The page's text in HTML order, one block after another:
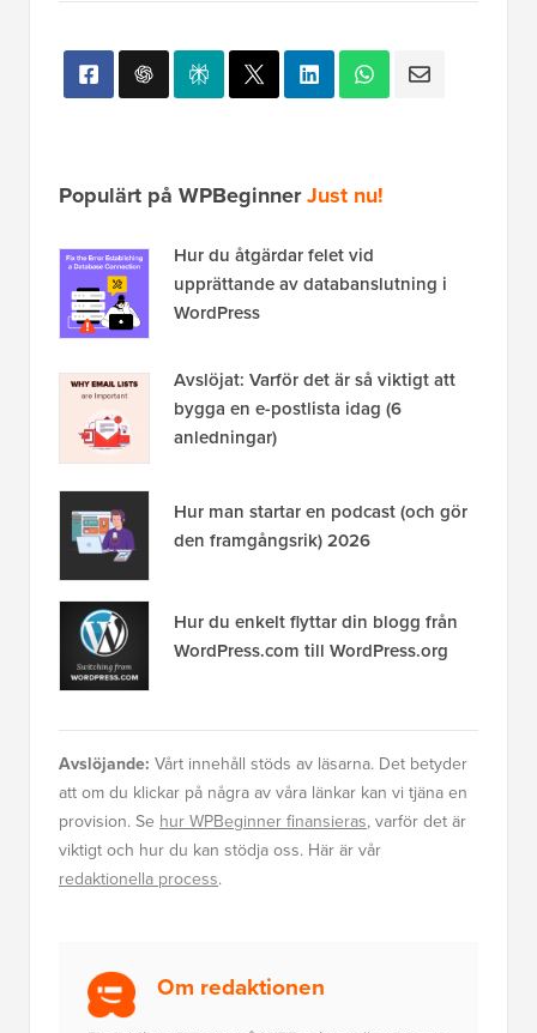
Populärt på WPBeginnerJust nu!
Hur du åtgärdar felet vid
upprättande av databanslutning i
WordPress
Avslöjat: Varför det är så viktigt att
bygga en e-postlista idag (6
anledningar)
Hur man startar en podcast (och gör
den framgångsrik) 2026
Hur du enkelt flyttar din blogg från
WordPress.com till WordPress.org
Avslöjande: Vårt innehåll stöds av läsarna. Det betyder
att om du klickar på några av våra länkar kan vi tjäna en
provision. Se hur WPBeginner finansieras, varför det är
viktigt och hur du kan stödja oss. Här är vår
redaktionella process.
Om redaktionen